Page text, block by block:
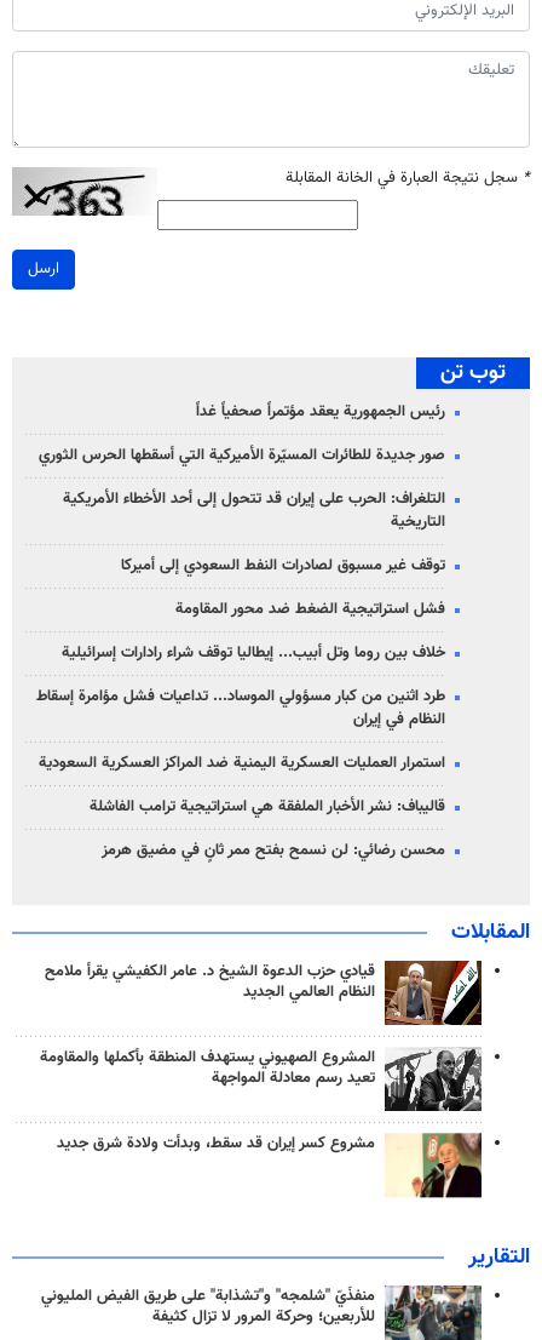
* سجل نتيجة العبارة في الخانة المقابلة
ارسل
توب تن
رئيس الجمهورية يعقد مؤتمراً صحفياً غداً
صور جديدة للطائرات المسيّرة الأميركية التي أسقطها الحرس الثوري
التلغراف: الحرب على إيران قد تتحول إلى أحد الأخطاء الأمريكية
التاريخية
توقف غير مسبوق لصادرات النفط السعودي إلى أميركا
فشل استراتيجية الضغط ضد محور المقاومة
خلاف بين روما وتل أبيب... إيطاليا توقف شراء رادارات إسرائيلية
طرد اثنين من كبار مسؤولي الموساد... تداعيات فشل مؤامرة إسقاط
النظام في إيران
استمرار العمليات العسكرية اليمنية ضد المراكز العسكرية السعودية
قاليباف: نشر الأخبار الملفقة هي استراتيجية ترامب الفاشلة
محسن رضائي: لن نسمح بفتح ممر ثانٍ في مضيق هرمز
المقابلات
قيادي حزب الدعوة الشيخ د. عامر الكفيشي يقرأ ملامح
النظام العالمي الجديد
المشروع الصهيوني يستهدف المنطقة بأكملها والمقاومة
تعيد رسم معادلة المواجهة
مشروع كسر إيران قد سقط، وبدأت ولادة شرق جديد
التقارير
منفذَيّ "شلمجه" و"تشذابة" على طريق الفيض المليوني
للأربعين؛ وحركة المرور لا تزال كثيفة